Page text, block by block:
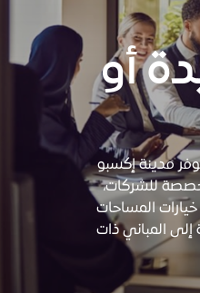
أو
مدينة إكسبو
للشركات،
المساحات
إلى المباني ذات